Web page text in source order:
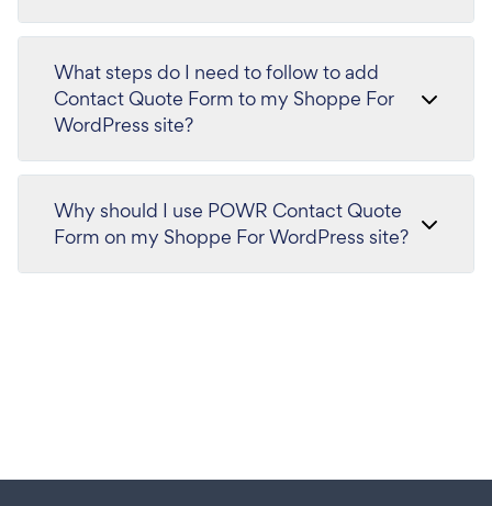
What steps do I need to follow to add
Contact Quote Form to my Shoppe For
WordPress site?
Why should I use POWR Contact Quote
Form on my Shoppe For WordPress site?